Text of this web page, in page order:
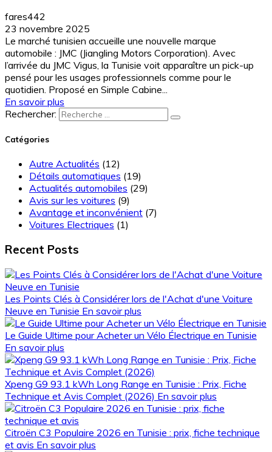
fares442
23 novembre 2025
Le marché tunisien accueille une nouvelle marque
automobile : JMC (Jiangling Motors Corporation). Avec
l’arrivée du JMC Vigus, la Tunisie voit apparaître un pick-up
pensé pour les usages professionnels comme pour le
quotidien. Proposé en Simple Cabine...
En savoir plus
Rechercher:
Catégories
Autre Actualités (12)
Détails automatiques (19)
Actualités automobiles (29)
Avis sur les voitures (9)
Avantage et inconvénient (7)
Voitures Electriques (1)
Recent Posts
Les Points Clés à Considérer lors de l'Achat d'une Voiture
Neuve en Tunisie En savoir plus
Le Guide Ultime pour Acheter un Vélo Électrique en Tunisie
En savoir plus
Xpeng G9 93.1 kWh Long Range en Tunisie : Prix, Fiche
Technique et Avis Complet (2026) En savoir plus
Citroën C3 Populaire 2026 en Tunisie : prix, fiche technique
et avis En savoir plus